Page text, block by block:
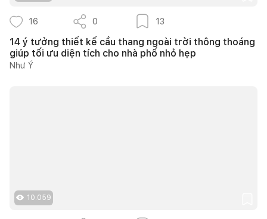
16 0 13
14 ý tưởng thiết kế cầu thang ngoài trời thông thoáng
giúp tối ưu diện tích cho nhà phố nhỏ hẹp
Như Ý
10.059